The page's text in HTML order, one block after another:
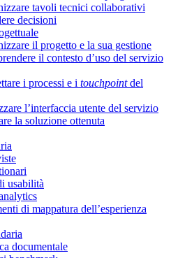
tavoli tecnici collaborativi
decisioni
il progetto e la sua gestione
il contesto d’uso del servizio
i processi e i touchpointdel
l’interfaccia utente del servizio
la soluzione ottenuta
usabilità
di mappatura dell’esperienza
documentale